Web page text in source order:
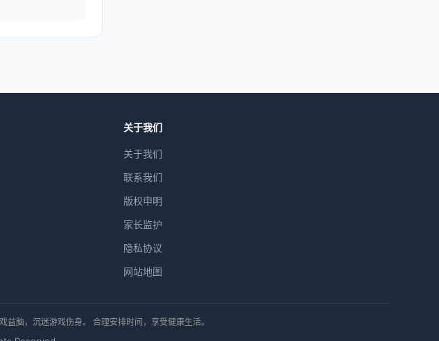
关于我们
关于我们
联系我们
版权申明
家长监护
隐私协议
网站地图
脑，沉迷游戏伤身。 合理安排时间，享受健康生活。